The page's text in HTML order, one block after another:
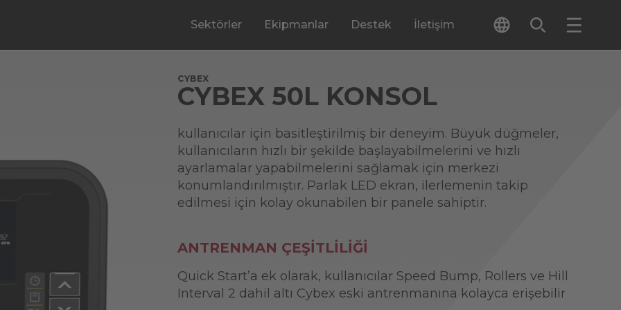
Sektörler Ekipmanlar Destek İletişim
CYBEX
CYBEX 50L KONSOL
kullanıcılar için basitleştirilmiş bir deneyim. Büyük düğmeler,
kullanıcıların hızlı bir şekilde başlayabilmelerini ve hızlı
ayarlamalar yapabilmelerini sağlamak için merkezi
konumlandırılmıştır. Parlak LED ekran, ilerlemenin takip
edilmesi için kolay okunabilen bir panele sahiptir.
ANTRENMAN ÇEŞİTLİLİĞİ
Quick Start’a ek olarak, kullanıcılar Speed Bump, Rollers ve Hill
Interval 2 dahil altı Cybex eski antrenmanına kolayca erişebilir